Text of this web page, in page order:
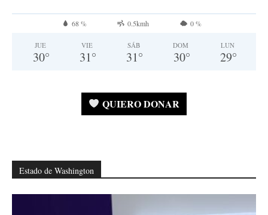
68 % 0.5kmh 0 %
JUE
30°
VIE
31°
SÁB
31°
DOM
30°
LUN
29°
QUIERO DONAR
Estado de Washington